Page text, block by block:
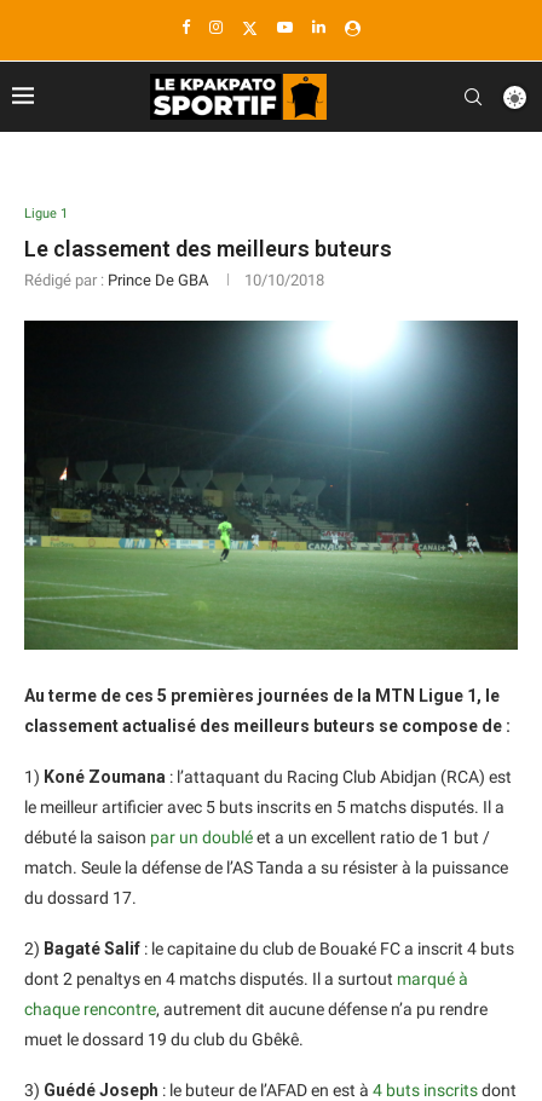
Ligue 1
Le classement des meilleurs buteurs
Rédigé par : Prince De GBA 10/10/2018
Au terme de ces 5 premières journées de la MTN Ligue 1, le
classement actualisé des meilleurs buteurs se compose de :
1) Koné Zoumana : l’attaquant du Racing Club Abidjan (RCA) est
le meilleur artificier avec 5 buts inscrits en 5 matchs disputés. Il a
débuté la saison par un doubléet a un excellent ratio de 1 but /
match. Seule la défense de l’AS Tanda a su résister à la puissance
du dossard 17.
2) BagatéSalif : le capitaine du club de Bouaké FC a inscrit 4 buts
dont 2 penaltys en 4 matchs disputés. Il a surtout marqué à
chaque rencontre, autrement dit aucune défense n’a pu rendre
muet le dossard 19 du club du Gbêkê.
3) Guédé Joseph : le buteur de l’AFAD en est à 4 buts inscritsdont